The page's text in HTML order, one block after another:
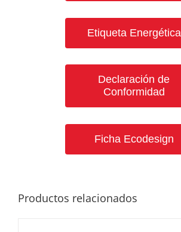
Etiqueta Energética
Declaración de
Conformidad
Ficha Ecodesign
Productos relacionados